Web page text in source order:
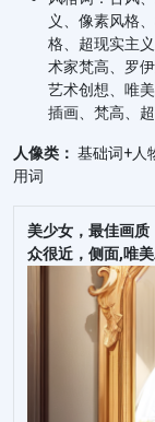
义、像素风格
格、超现实主
术家梵高、罗
艺术创想、唯
插画、梵高、
人像类： 基础词+人
用词
美少女，最佳画质
众很近，侧面,唯